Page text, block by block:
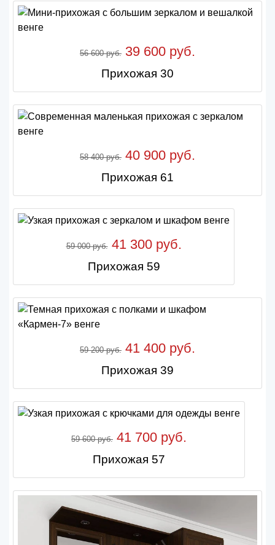
56 600 руб. 39 600 руб.
Прихожая 30
58 400 руб. 40 900 руб.
Прихожая 61
59 000 руб.41 300 руб.
Прихожая 59
59 200 руб. 41 400 руб.
Прихожая 39
59 600 руб. 41 700 руб.
Прихожая 57